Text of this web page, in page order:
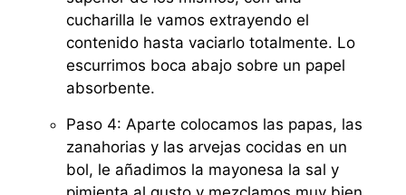
cucharilla le vamos extrayendo el
contenido hasta vaciarlo totalmente. Lo
escurrimos boca abajo sobre un papel
absorbente.
Paso 4: Aparte colocamos las papas, las
zanahorias y las arvejas cocidas en un
bol, le añadimos la mayonesa la sal y